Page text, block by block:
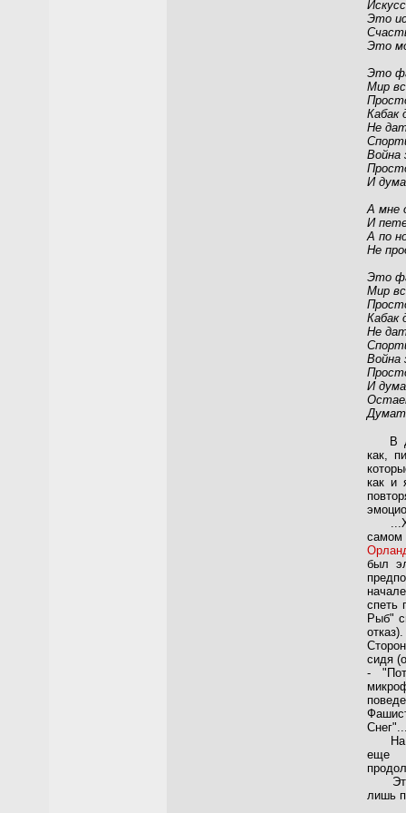
Это
Это
Это
Мир
Кабак
Не
Война
И
А мне
И
А по
Не
Это
Мир
Кабак
Не
Война
И
В
как,
как и
был
спеть
Рыб"
сидя
-
На
еще
Это
лишь